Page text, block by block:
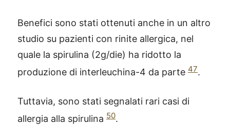
Benefici sono stati ottenuti anche in un altro
studio su pazienti con rinite allergica, nel
quale la spirulina (2g/die) ha ridotto la
produzione di interleuchina-4 da parte 47.
Tuttavia, sono stati segnalati rari casi di
allergia alla spirulina 50.